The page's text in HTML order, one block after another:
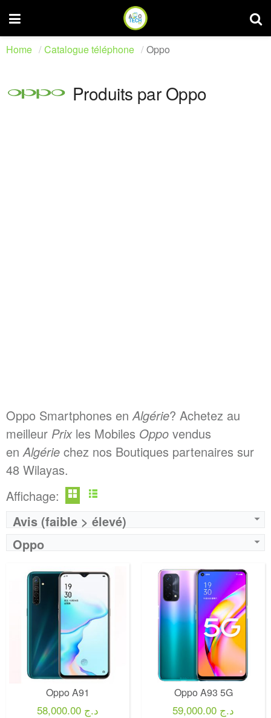
Home Catalogue téléphone Oppo
Produits par Oppo
Oppo Smartphones enAlgérie? Achetez au
meilleur Prixles Mobiles Oppo vendus
enAlgérie chez nos Boutiques partenaires sur
48 Wilayas.
Affichage:
Avis (faible > élevé)
Oppo
Oppo A91
58,000.00 د.ج
Oppo A93 5G
59,000.00 د.ج